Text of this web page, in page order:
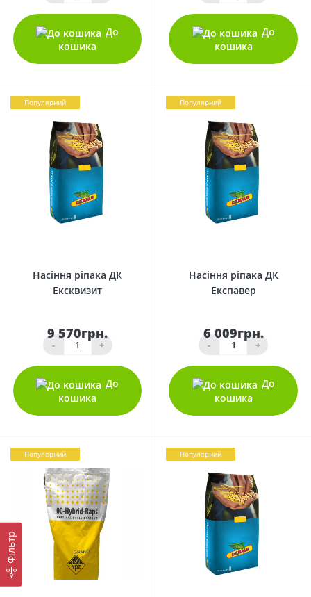
Фільтр
До
кошика
До
кошика
Популярний
Насіння ріпака ДК
Ексквизит
9 570грн.
- +
До
кошика
Популярний
Насіння ріпака ДК
Експавер
6 009грн.
- +
До
кошика
Популярний Популярний